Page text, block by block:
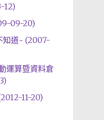
12)
09-20)
知道~ (2007-
運算暨資料倉
11-20)